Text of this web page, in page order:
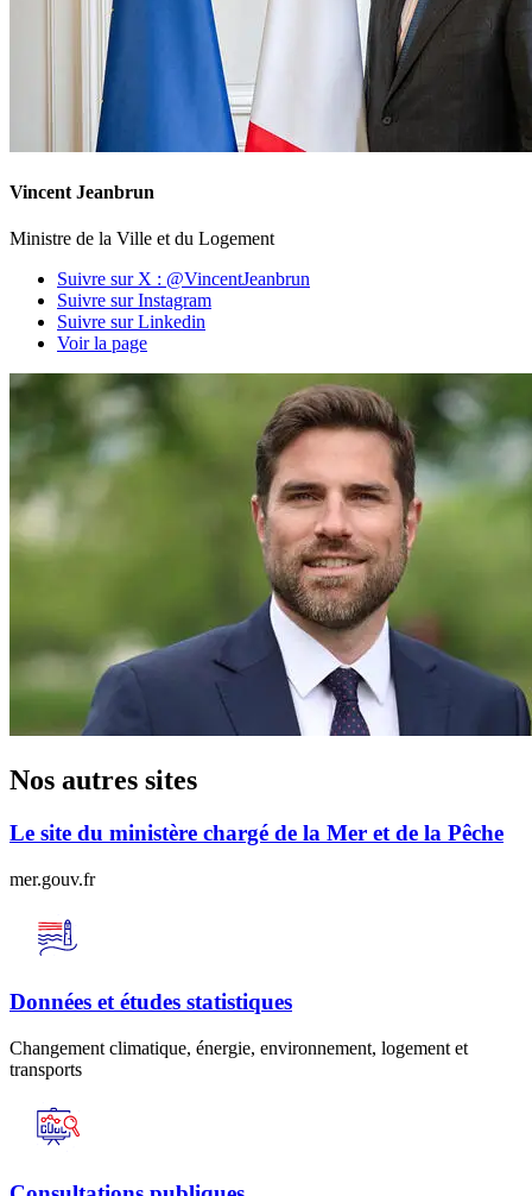
Vincent Jeanbrun
Ministre de la Ville et du Logement
Suivre sur X : @VincentJeanbrun
Suivre sur Instagram
Suivre sur Linkedin
Voir la page
Nos autres sites
Le site du ministère chargé de la Mer et de la Pêche
mer.gouv.fr
Données et études statistiques
Changement climatique, énergie, environnement, logement et
transports